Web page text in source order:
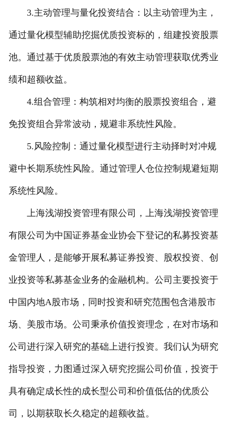
3.主动管理与量化投资结合：以主动管理为主，
通过量化模型辅助挖掘优质投资标的，组建投资股票
池。通过基于优质股票池的有效主动管理获取优秀业
绩和超额收益。
4.组合管理：构筑相对均衡的股票投资组合，避
免投资组合异常波动，规避非系统性风险。
5.风险控制：通过量化模型进行主动择时对冲规
避中长期系统性风险。通过管理人仓位控制规避短期
系统性风险。
上海浅湖投资管理有限公司，上海浅湖投资管理
有限公司为中国证券基金业协会下登记的私募投资基
金管理人，是能够开展私募证券投资、股权投资、创
业投资等私募基金业务的金融机构。公司主要投资于
中国内地A股市场，同时投资和研究范围包含港股市
场、美股市场。公司秉承价值投资理念，在对市场和
公司进行深入研究的基础上进行投资。我们认为研究
指导投资，力图通过深入研究挖掘公司价值，投资于
具有确定成长性的成长型公司和价值低估的优质公
司，以期获取长久稳定的超额收益。